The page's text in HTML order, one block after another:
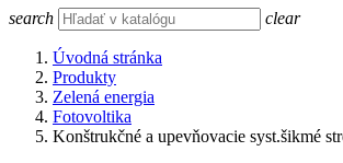
search clear
Úvodná stránka
Produkty
Zelená energia
Fotovoltika
Konštrukčné a upevňovacie syst.šikmé